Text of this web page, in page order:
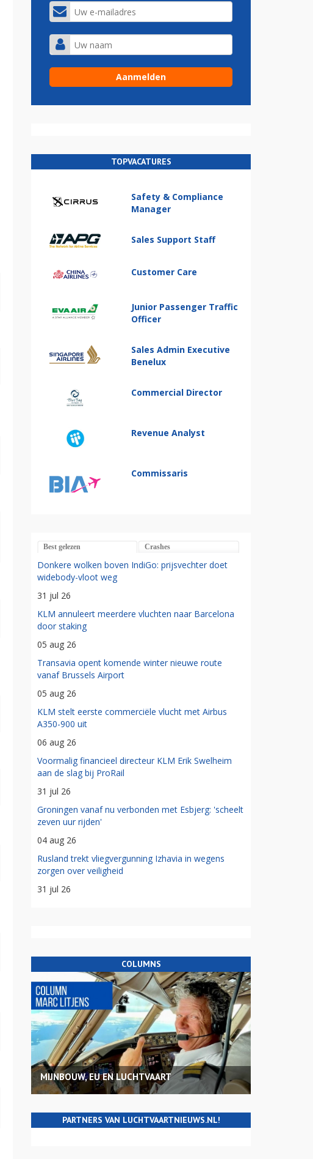
TOPVACATURES
Safety & Compliance
Manager
Sales Support Staff
Customer Care
Junior Passenger Traffic
Officer
Sales Admin Executive
Benelux
Commercial Director
Revenue Analyst
Commissaris
Best gelezen Crashes
Donkere wolken boven IndiGo: prijsvechter doet
widebody-vloot weg
31 jul 26
KLM annuleert meerdere vluchten naar Barcelona
door staking
05 aug 26
Transavia opent komende winter nieuwe route
vanaf Brussels Airport
05 aug 26
KLM stelt eerste commerciële vlucht met Airbus
A350-900 uit
06 aug 26
Voormalig financieel directeur KLM Erik Swelheim
aan de slag bij ProRail
31 jul 26
Groningen vanaf nu verbonden met Esbjerg: 'scheelt
zeven uur rijden'
04 aug 26
Rusland trekt vliegvergunning Izhavia in wegens
zorgen over veiligheid
31 jul 26
COLUMNS
MIJNBOUW, EU EN LUCHTVAART
PARTNERS VAN LUCHTVAARTNIEUWS.NL!